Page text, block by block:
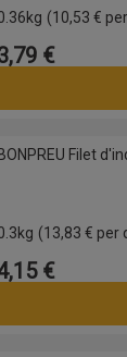
(10,53 €
€
BONPREU Filet
(13,83 € per
€